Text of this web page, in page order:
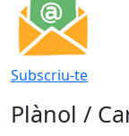
Subscriu-te
Plànol /